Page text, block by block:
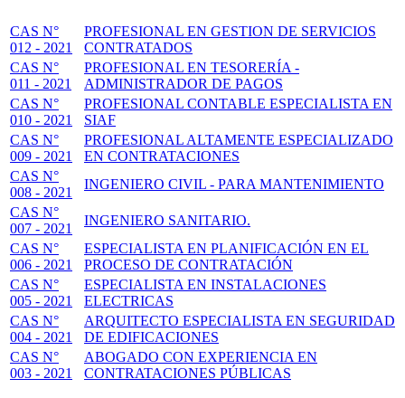
CAS N°
012 - 2021
PROFESIONAL EN GESTION DE SERVICIOS
CONTRATADOS
CAS N°
011 - 2021
PROFESIONAL EN TESORERÍA -
ADMINISTRADOR DE PAGOS
CAS N°
010 - 2021
PROFESIONAL CONTABLE ESPECIALISTA EN
SIAF
CAS N°
009 - 2021
PROFESIONAL ALTAMENTE ESPECIALIZADO
EN CONTRATACIONES
CAS N°
008 - 2021
INGENIERO CIVIL - PARA MANTENIMIENTO
CAS N°
007 - 2021
INGENIERO SANITARIO.
CAS N°
006 - 2021
ESPECIALISTA EN PLANIFICACIÓN EN EL
PROCESO DE CONTRATACIÓN
CAS N°
005 - 2021
ESPECIALISTA EN INSTALACIONES
ELECTRICAS
CAS N°
004 - 2021
ARQUITECTO ESPECIALISTA EN SEGURIDAD
DE EDIFICACIONES
CAS N°
003 - 2021
ABOGADO CON EXPERIENCIA EN
CONTRATACIONES PÚBLICAS